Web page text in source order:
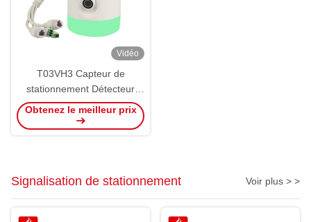
Vidéo
T03VH3 Capteur de
stationnement Détecteur
vidéo d'espace de
stationnement
Obtenez le meilleur prix
Signalisation de stationnement Voir plus > >